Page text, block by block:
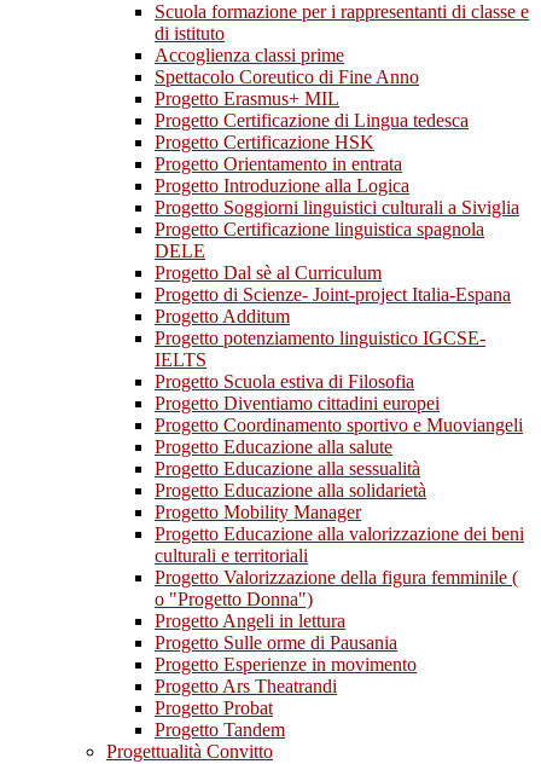
Scuola formazione per i rappresentanti di classe e
di istituto
Accoglienza classi prime
Spettacolo Coreutico di Fine Anno
Progetto Erasmus+ MIL
Progetto Certificazione di Lingua tedesca
Progetto Certificazione HSK
Progetto Orientamento in entrata
Progetto Introduzione alla Logica
Progetto Soggiorni linguistici culturali a Siviglia
Progetto Certificazione linguistica spagnola
DELE
Progetto Dal sè al Curriculum
Progetto di Scienze- Joint-project Italia-Espana
Progetto Additum
Progetto potenziamento linguistico IGCSE-
IELTS
Progetto Scuola estiva di Filosofia
Progetto Diventiamo cittadini europei
Progetto Coordinamento sportivo e Muoviangeli
Progetto Educazione alla salute
Progetto Educazione alla sessualità
Progetto Educazione alla solidarietà
Progetto Mobility Manager
Progetto Educazione alla valorizzazione dei beni
culturali e territoriali
Progetto Valorizzazione della figura femminile (
o "Progetto Donna")
Progetto Angeli in lettura
Progetto Sulle orme di Pausania
Progetto Esperienze in movimento
Progetto Ars Theatrandi
Progetto Probat
Progetto Tandem
Progettualità Convitto